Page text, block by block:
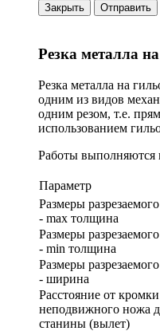
Закрыть Отправить
Резка металла
Резка металла на
одним из видов
одним резом, т.е.
использованием
Работы выполняются
Параметр
Размеры
- max толщина
Размеры
- min толщина
Размеры
- ширина
Расстояние от кромки
неподвижного ножа
станины (вылет)